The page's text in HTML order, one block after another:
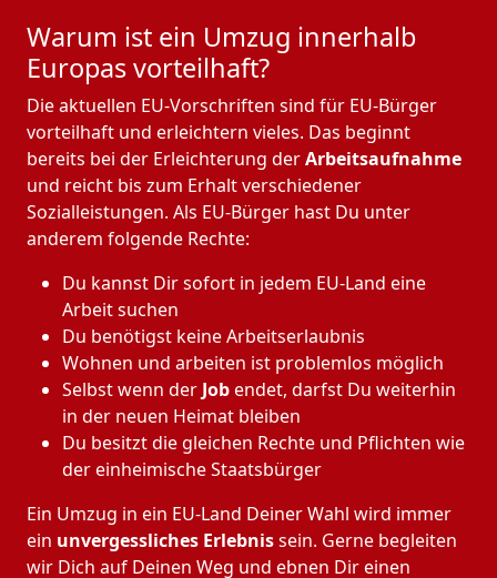
Warum ist ein Umzug innerhalb
Europas vorteilhaft?
Die aktuellen EU-Vorschriften sind für EU-Bürger
vorteilhaft und erleichtern vieles. Das beginnt
bereits bei der Erleichterung derArbeitsaufnahme
und reicht bis zum Erhalt verschiedener
Sozialleistungen. Als EU-Bürger hast Du unter
anderem folgende Rechte:
Du kannst Dir sofort in jedem EU-Land eine
Arbeit suchen
Du benötigst keine Arbeitserlaubnis
Wohnen und arbeiten ist problemlos möglich
Selbst wenn der Jobendet, darfst Du weiterhin
in der neuen Heimat bleiben
Du besitzt die gleichen Rechte und Pflichten wie
der einheimische Staatsbürger
Ein Umzug in ein EU-Land Deiner Wahl wird immer
ein unvergessliches Erlebnissein. Gerne begleiten
wir Dich auf Deinen Weg und ebnen Dir einen